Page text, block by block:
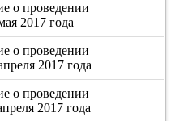
о проведении
2017 года
о проведении
2017 года
о проведении
2017 года